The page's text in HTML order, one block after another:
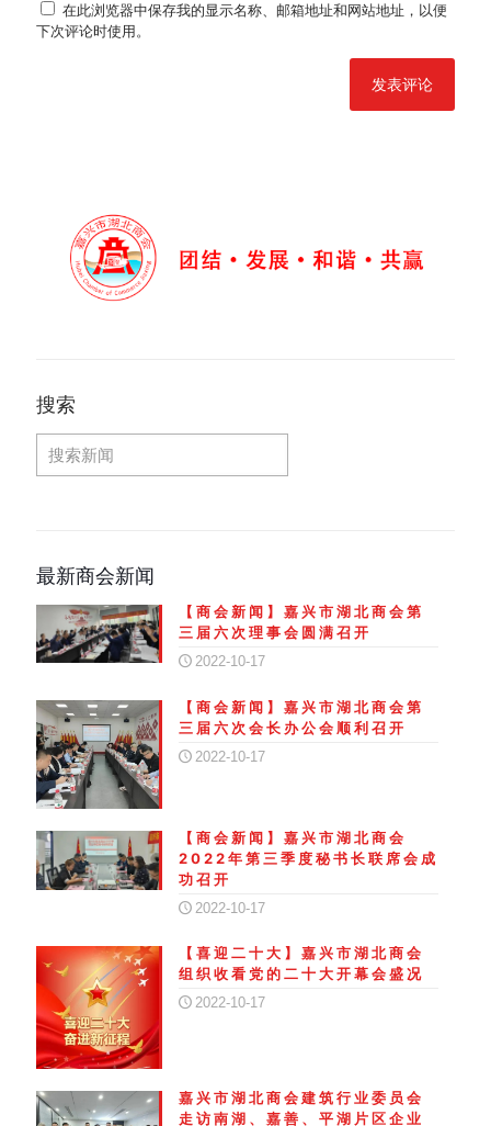
在此浏览器中保存我的显示名称、邮箱地址和网站地址，以便
下次评论时使用。
搜索
最新商会新闻
【商会新闻】嘉兴市湖北商会第
三届六次理事会圆满召开
2022-10-17
【商会新闻】嘉兴市湖北商会第
三届六次会长办公会顺利召开
2022-10-17
【商会新闻】嘉兴市湖北商会
2022年第三季度秘书长联席会成
功召开
2022-10-17
【喜迎二十大】嘉兴市湖北商会
组织收看党的二十大开幕会盛况
2022-10-17
嘉兴市湖北商会建筑行业委员会
走访南湖、嘉善、平湖片区企业